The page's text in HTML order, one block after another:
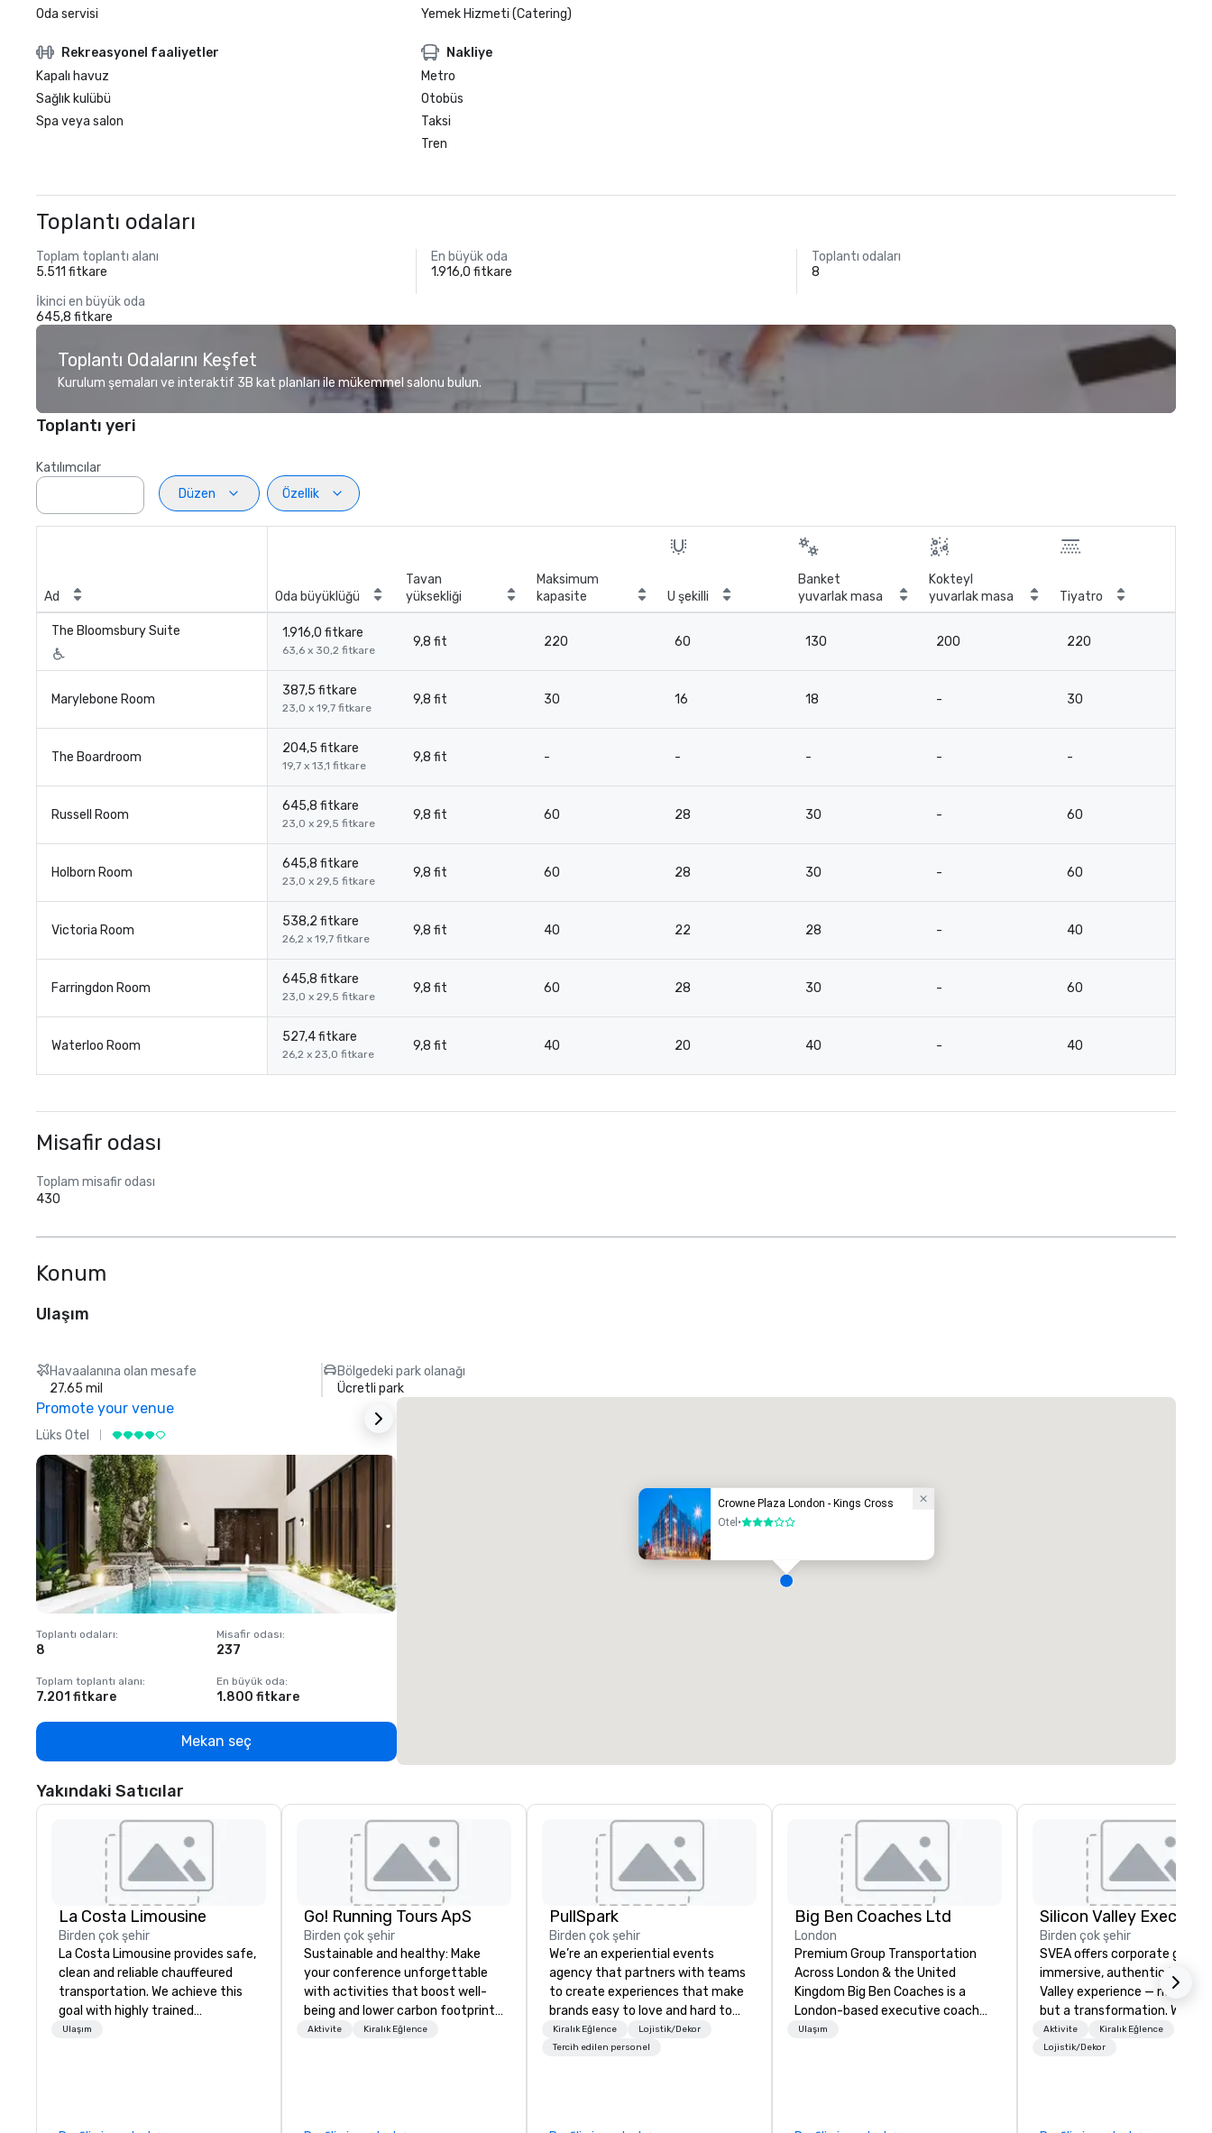
Oda servisi
Yemek Hizmeti (Catering)
Rekreasyonel faaliyetler
Kapalı havuz
Sağlık kulübü
Spa veya salon
Nakliye
Metro
Otobüs
Taksi
Tren
Toplantı odaları
Toplam toplantı alanı
5.511 fitkare
En büyük oda
1.916,0 fitkare
Toplantı odaları
8
İkinci en büyük oda
645,8 fitkare
Toplantı Odalarını Keşfet
Kurulum şemaları ve interaktif 3B kat planları ile mükemmel salonu bulun.
Toplantı yeri
Katılımcılar
Düzen
Özellik
Ad Oda büyüklüğü
Tavan
yüksekliği
Maksimum
kapasite
U şekilli
Banket
yuvarlak masa
Kokteyl
yuvarlak masa
Tiyatro
The Bloomsbury Suite 1.916,0 fitkare
63,6 x 30,2 fitkare
9,8 fit 220 60 130 200 220
Marylebone Room
387,5 fitkare
23,0 x 19,7 fitkare
9,8 fit 30 16 18 - 30
The Boardroom
204,5 fitkare
19,7 x 13,1 fitkare
9,8 fit - - - - -
Russell Room
645,8 fitkare
23,0 x 29,5 fitkare
9,8 fit 60 28 30 - 60
Holborn Room
645,8 fitkare
23,0 x 29,5 fitkare
9,8 fit 60 28 30 - 60
Victoria Room
538,2 fitkare
26,2 x 19,7 fitkare
9,8 fit 40 22 28 - 40
Farringdon Room
645,8 fitkare
23,0 x 29,5 fitkare
9,8 fit 60 28 30 - 60
Waterloo Room
527,4 fitkare
26,2 x 23,0 fitkare
9,8 fit 40 20 40 - 40
Misafir odası
Toplam misafir odası
430
Konum
Ulaşım
Havaalanına olan mesafe
27.65 mil
Bölgedeki park olanağı
Ücretli park
Promote your venue
Lüks Otel
Toplantı odaları:
8
Misafir odası:
237
Toplam toplantı alanı:
7.201 fitkare
En büyük oda:
1.800 fitkare
Mekan seç
Crowne Plaza London - Kings Cross
Otel •3 / 5
Yakındaki Satıcılar
La Costa Limousine
Birden çok şehir
La Costa Limousine provides safe,
clean and reliable chauffeured
transportation. We achieve this
goal with highly trained
chauffeurs, the newest vehicles
Ulaşım
Go! Running Tours ApS
Birden çok şehir
Sustainable and healthy: Make
your conference unforgettable
with activities that boost well-
being and lower carbon footprints.
Explore the world on the run with
Aktivite Kiralık Eğlence
PullSpark
Birden çok şehir
We’re an experiential events
agency that partners with teams
to create experiences that make
brands easy to love and hard to
forget. Most companies already
know what makes them easy to
Kiralık Eğlence
Lojistik/Dekor
Tercih edilen personel
Big Ben Coaches Ltd
London
Premium Group Transportation
Across London & the United
Kingdom Big Ben Coaches is a
London-based executive coach
operator specialising in reliable,
Ulaşım
Birden çok şehir
SVEA offers corporate
immersive, authentic Silicon
Valley experience — not a
but a transformation. We
and facilitate custom
innovation tours, learning
Aktivite
Kiralık Eğlence
Lojistik/Dekor